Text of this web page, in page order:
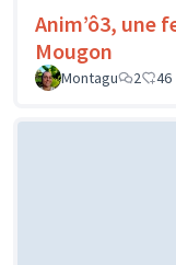
Anim’ô3, une
Mougon
Montagu
2 46